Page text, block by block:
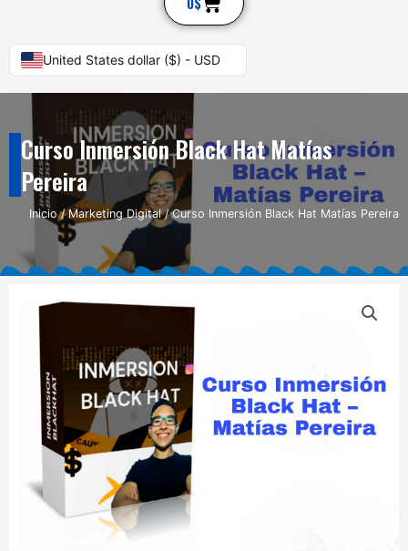
United States dollar ($) - USD
Curso Inmersión Black Hat Matías
Pereira
Inicio/Marketing Digital/ Curso Inmersión Black Hat Matías Pereira